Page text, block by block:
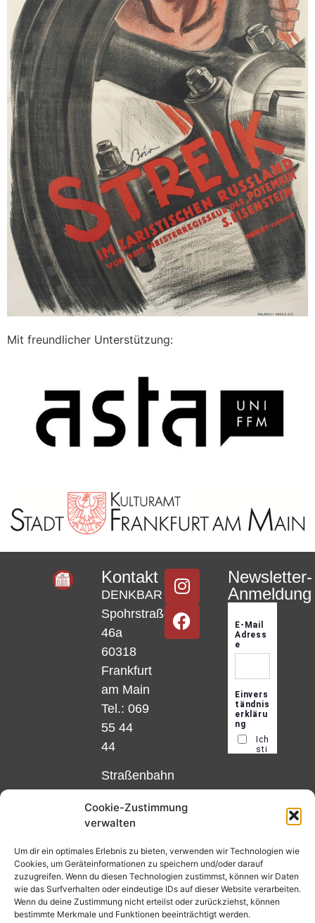
Cookie-Zustimmung
verwalten
Um dir ein optimales Erlebnis zu bieten, verwenden wir Technologien wie
Cookies, um Geräteinformationen zu speichern und/oder darauf
zuzugreifen. Wenn du diesen Technologien zustimmst, können wir Daten
wie das Surfverhalten oder eindeutige IDs auf dieser Website verarbeiten.
Wenn du deine Zustimmung nicht erteilst oder zurückziehst, können
bestimmte Merkmale und Funktionen beeinträchtigt werden.
Mit freundlicher Unterstützung:
Kontakt
DENKBAR
Spohrstraße
46a
60318
Frankfurt
am Main
Tel.: 069
55 44
44
Straßenbahn
Linie 18
und 12,
Haltestelle
Matthias-
Beltz-
Platz
oder
Newsletter-
Anmeldung